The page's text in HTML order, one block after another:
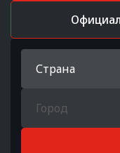
Страна
Город